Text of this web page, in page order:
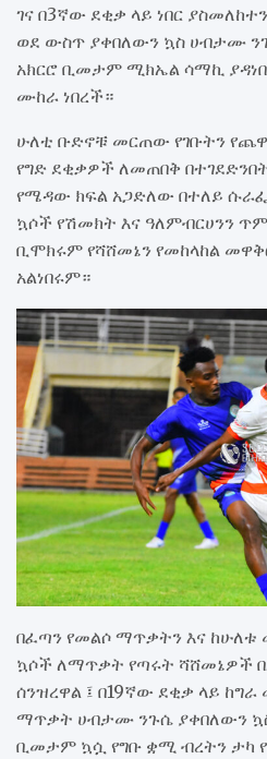
ገና በ3ኛው ደቂቃ ላይ ነበር
ወደ ውስጥ ያቀበለውን ኳስ ሀብታሙ
አክርሮ ቢመታም ሚክኤል ሳማኪ
ሙከራ ነበረች።
ሁለቲ ቡድኖቹ መርጠው የገቡትን
የግድ ደቂቃዎች ለመጠበቅ
የሜዳው ክፍል አጋድለው በተለይ
ኳሶች የሽመክት እና ዓለምብርሀንን
ቢሞክሩም የሻሸመኔን የመከላከል
አልነበሩም።
በፈጣን የመልሶ ማጥቃትን እና
ኳሶች ለማጥቃት የጣሩት ሻሸመኔዎች
ሰንዝረዋል ፤ በ19ኛው ደቂቃ ላይ
ማጥቃት ሀብታሙ ንጉሴ ያቀበለውን
ቢመታም ኳሷ የግቡ ቋሚ ብረትን ታካ